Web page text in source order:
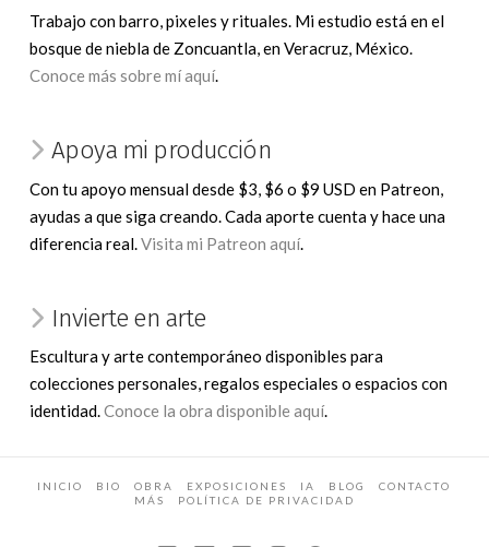
Trabajo con barro, pixeles y rituales. Mi estudio está en el
bosque de niebla de Zoncuantla, en Veracruz, México.
Conoce más sobre mí aquí.
Apoya mi producción
Con tu apoyo mensual desde $3, $6 o $9 USD en Patreon,
ayudas a que siga creando. Cada aporte cuenta y hace una
diferencia real.Visita mi Patreon aquí.
Invierte en arte
Escultura y arte contemporáneo disponibles para
colecciones personales, regalos especiales o espacios con
identidad.Conoce la obra disponible aquí.
INICIO BIO OBRA EXPOSICIONES IA BLOG
CONTACTO
MÁS
POLÍTICA DE PRIVACIDAD